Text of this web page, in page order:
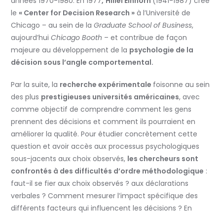
le« Center for Decision Research » à l’Université de
Chicago – au sein de laGraduate School of Business,
aujourd’huiChicago Booth – et contribue de façon
majeure au développement de la psychologie de la
décision sous l’angle comportemental.
Par la suite, la recherche expérimentale foisonne au sein
des plus prestigieuses universités américaines, avec
comme objectif de comprendre comment les gens
prennent des décisions et comment ils pourraient en
améliorer la qualité. Pour étudier concrètement cette
question et avoir accès aux processus psychologiques
sous-jacents aux choix observés, les chercheurs sont
confrontés à des difficultés d’ordre méthodologique :
faut-il se fier aux choix observés ? aux déclarations
verbales ? Comment mesurer l’impact spécifique des
différents facteurs qui influencent les décisions ? En